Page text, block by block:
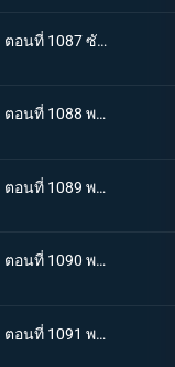
One piece วันพีช ตอนที่ 1087 ซับไทย ความวุ่นวาย ณ เกาะสตรี คดีหนึ่งของนาวาเอกโคบี้
One piece วันพีช ตอนที่ 1088 พากย์ไทย ความฝันของลูฟี่
One piece วันพีช ตอนที่ 1089 พากย์ไทย เข้าสู่บทใหม่ ทิศทางของลูฟี่กับซาโบ
One piece วันพีช ตอนที่ 1090 พากย์ไทย เกาะแห่งใหม่ เอ็กเฮดเกาะแห่งอนาคต
One piece วันพีช ตอนที่ 1091 พากย์ไทย อัดแน่นไปด้วยอนาคต ผจญภัยในอาณาจักรวิทยาศาสตร์